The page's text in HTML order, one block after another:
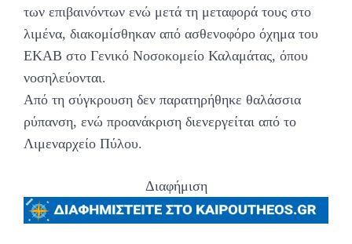
των επιβαινόντων ενώ μετά τη μεταφορά τους στο
λιμένα, διακομίσθηκαν από ασθενοφόρο όχημα του
ΕΚΑΒ στο Γενικό Νοσοκομείο Καλαμάτας, όπου
νοσηλεύονται.
Από τη σύγκρουση δεν παρατηρήθηκε θαλάσσια
ρύπανση, ενώ προανάκριση διενεργείται από το
Λιμεναρχείο Πύλου.
Διαφήμιση